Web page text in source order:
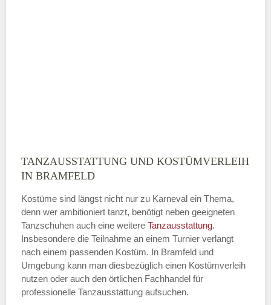
TANZAUSSTATTUNG UND KOSTÜMVERLEIH
IN BRAMFELD
Kostüme sind längst nicht nur zu Karneval ein Thema,
denn wer ambitioniert tanzt, benötigt neben geeigneten
Tanzschuhen auch eine weitere Tanzausstattung.
Insbesondere die Teilnahme an einem Turnier verlangt
nach einem passenden Kostüm. In Bramfeld und
Umgebung kann man diesbezüglich einen Kostümverleih
nutzen oder auch den örtlichen Fachhandel für
professionelle Tanzausstattung aufsuchen.